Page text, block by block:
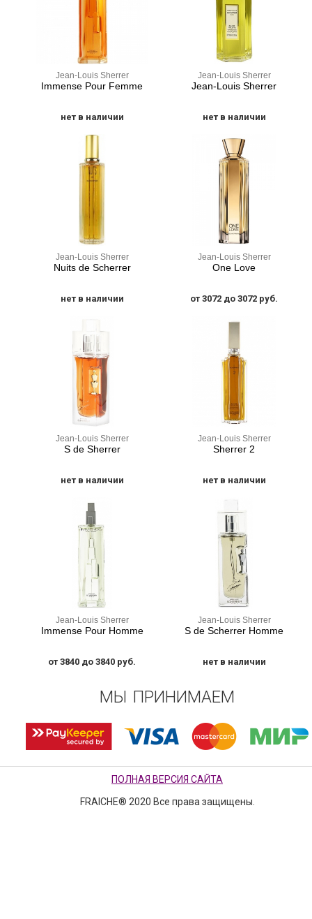
Jean-Louis Sherrer
Immense Pour Femme
нет в наличии
Jean-Louis Sherrer
Jean-Louis Sherrer
нет в наличии
Jean-Louis Sherrer
Nuits de Scherrer
нет в наличии
Jean-Louis Sherrer
One Love
от 3072 до 3072 руб.
Jean-Louis Sherrer
S de Sherrer
нет в наличии
Jean-Louis Sherrer
Sherrer 2
нет в наличии
Jean-Louis Sherrer
Immense Pour Homme
от 3840 до 3840 руб.
Jean-Louis Sherrer
S de Scherrer Homme
нет в наличии
МЫ ПРИНИМАЕМ
ПОЛНАЯ ВЕРСИЯ САЙТА
FRAICHE® 2020 Все права защищены.